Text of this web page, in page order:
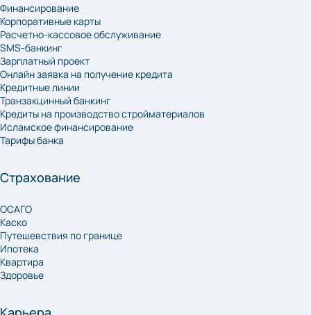
Финансирование
Корпоративные карты
Расчетно-кассовое обслуживание
SMS-банкинг
Зарплатный проект
Онлайн заявка на получение кредита
Кредитные линии
Транзакцинный банкинг
Кредиты на производство стройматериалов
Исламское финансирование
Тарифы банка
Страхование
ОСАГО
Каско
Путешевствия по границе
Ипотека
Квартира
Здоровье